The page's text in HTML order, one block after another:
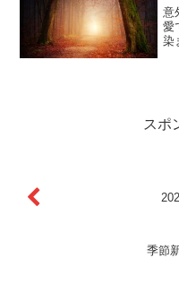
意
愛
染
スポ
季節